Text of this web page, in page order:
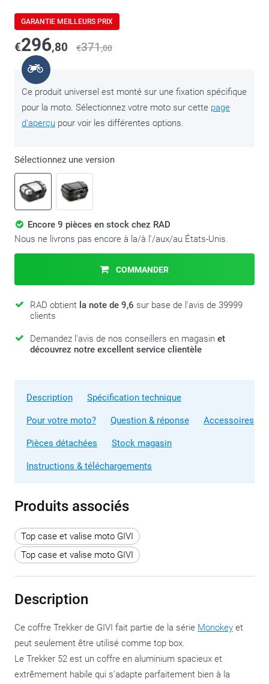
GARANTIE MEILLEURS PRIX
€296,80 €371,00
Ce produit universel est monté sur une fixation spécifique
pour la moto. Sélectionnez votre moto sur cette page
d'aperçu pour voir les différentes options.
Sélectionnez une version
Encore 9 pièces en stock chez RAD
Nous ne livrons pas encore à la/à l'/aux/au États-Unis.
COMMANDER
RAD obtient la note de 9,6 sur base de l'avis de 39999
clients
Demandez l'avis de nos conseillers en magasin et
découvrez notre excellent service clientèle
Description Spécification technique
Pour votre moto? Question & réponse Accessoires
Pièces détachées Stock magasin
Instructions & téléchargements
Produits associés
Top case et valise moto GIVI
Top case et valise moto GIVI
Description
Ce coffre Trekker de GIVI fait partie de la série Monokey et
peut seulement être utilisé comme top box.
Le Trekker 52 est un coffre en aluminium spacieux et
extrêmement habile qui s’adapte parfaitement bien à la